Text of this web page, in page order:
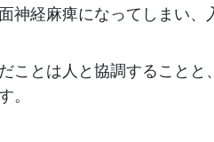
神経麻痺になってしまい、
ことは人と協調すること
。